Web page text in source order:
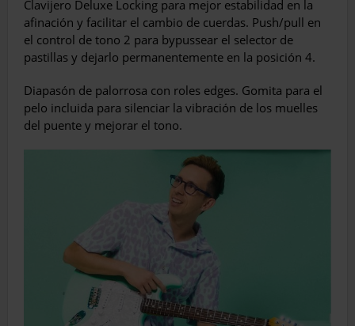
Clavijero Deluxe Locking para mejor estabilidad en la
afinación y facilitar el cambio de cuerdas. Push/pull en
el control de tono 2 para bypussear el selector de
pastillas y dejarlo permanentemente en la posición 4.
Diapasón de palorrosa con roles edges. Gomita para el
pelo incluida para silenciar la vibración de los muelles
del puente y mejorar el tono.